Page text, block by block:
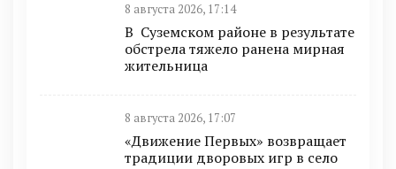
8 августа 2026, 17:14
В Суземском районе в результате
обстрела тяжело ранена мирная
жительница
8 августа 2026, 17:07
«Движение Первых» возвращает
традиции дворовых игр в село